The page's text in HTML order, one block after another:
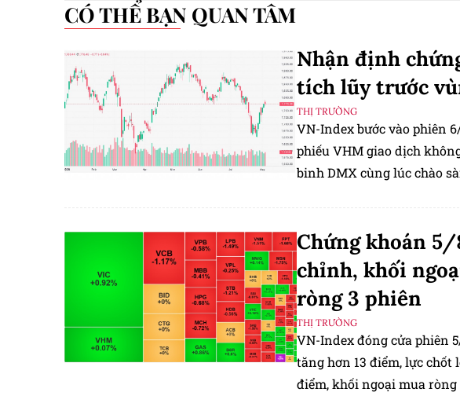
CÓ THỂ BẠN QUAN TÂM
Nhận định
tích lũy trước
THỊ TRƯỜNG
VN-Index bước vào phiên
phiếu VHM giao dịch
binh DMX cùng lúc chào
Chứng khoán
chỉnh, khối
ròng 3 phiên
THỊ TRƯỜNG
VN-Index đóng cửa phiên
tăng hơn 13 điểm, lực chốt
điểm, khối ngoại mua ròng